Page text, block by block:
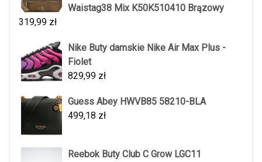
Waistag38 Mix K50K510410 Brązowy
319,99 zł
Nike Buty damskie Nike Air Max Plus -
Fiolet
829,99 zł
Guess Abey HWVB85 58210-BLA
499,18 zł
Reebok Buty Club C Grow LGC11